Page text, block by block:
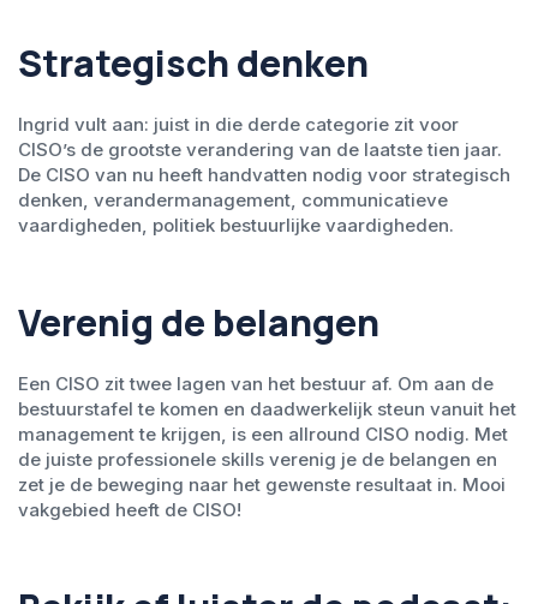
Strategisch denken
Ingrid vult aan: juist in die derde categorie zit voor
CISO’s de grootste verandering van de laatste tien jaar.
De CISO van nu heeft handvatten nodig voor strategisch
denken, verandermanagement, communicatieve
vaardigheden, politiek bestuurlijke vaardigheden.
Verenig de belangen
Een CISO zit twee lagen van het bestuur af. Om aan de
bestuurstafel te komen en daadwerkelijk steun vanuit het
management te krijgen, is een allround CISO nodig. Met
de juiste professionele skills verenig je de belangen en
zet je de beweging naar het gewenste resultaat in. Mooi
vakgebied heeft de CISO!